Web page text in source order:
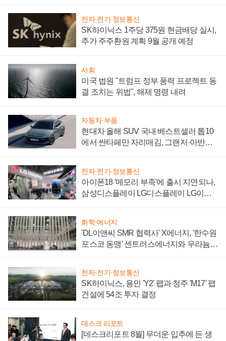
전자·전기·정보통신
SK하이닉스 1주당 375원 현금배당 실시,
추가 주주환원 계획 9월 공개 예정
사회
미국 법원 "트럼프 정부 풍력 프로젝트 동
결 조치는 위법", 해제 명령 내려
자동차·부품
현대차 올해 SUV 국내 베스트셀러 톱10
에서 싼타페만 자리매김, 그랜저·아반떼
전자·전기·정보통신
아이폰18 '메모리 부족'에 출시 지연되나,
삼성디스플레이 LG디스플레이 LG이노
화학·에너지
'DL이앤씨 SMR 협력사' X에너지, '한수원
포스코 동맹' 센트러스에너지와 우라늄
전자·전기·정보통신
SK하이닉스, 용인 'Y2' 팹과 청주 'M17' 팹
건설에 54조 투자 결정
데스크 리포트
[데스크리포트 8월] 무더운 입추에 든 생